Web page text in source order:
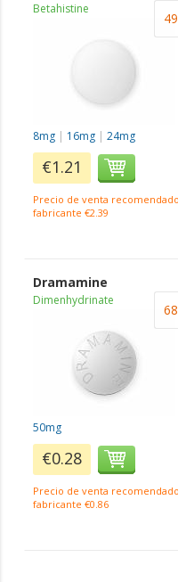
Betahistine
8mg | 16mg |24mg
€1.21
Precio de venta
fabricante €2.39
Dramamine
Dimenhydrinate
50mg
€0.28
Precio de venta
fabricante €0.86